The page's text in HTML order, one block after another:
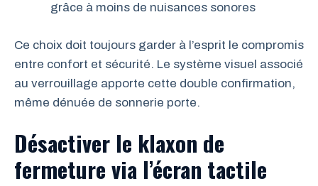
grâce à moins de nuisances sonores
Ce choix doit toujours garder à l’esprit le compromis
entre confort et sécurité. Le système visuel associé
au verrouillage apporte cette double confirmation,
même dénuée de sonnerie porte.
Désactiver le klaxon de
fermeture via l’écran tactile